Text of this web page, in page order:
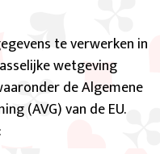
te verwerken in
wetgeving
de Algemene
(AVG) van de EU.